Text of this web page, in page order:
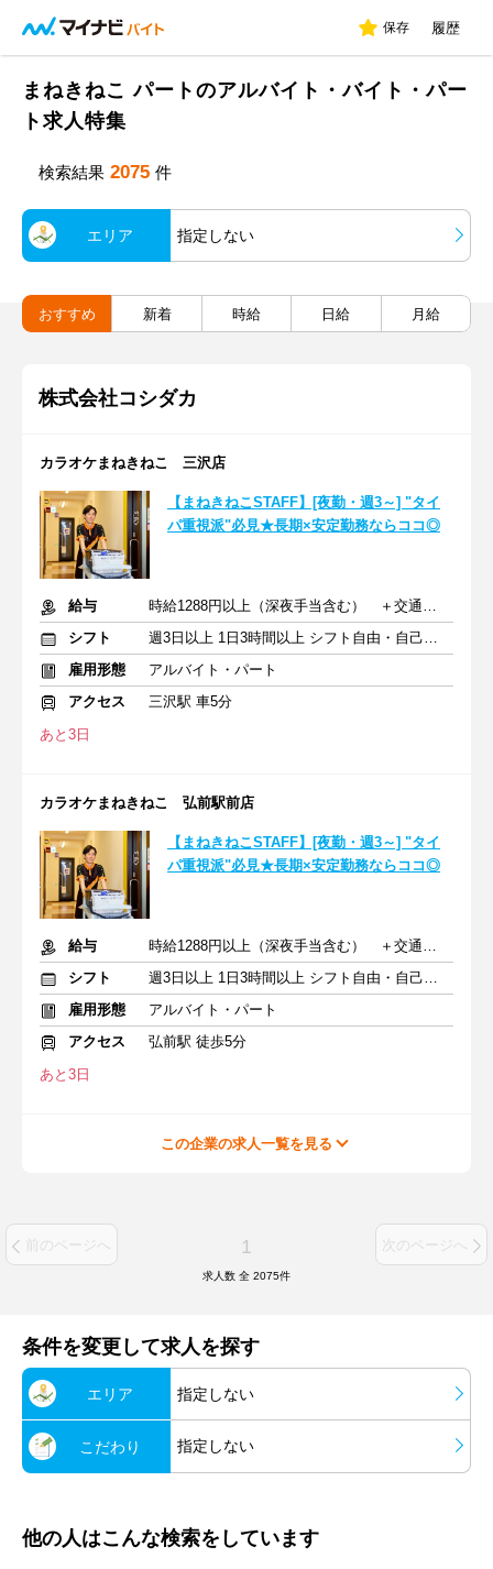
保存 履歴
まねきねこ パートのアルバイト・バイト・パー
ト求人特集
検索結果 2075 件
エリア 指定しない
おすすめ 新着 時給 日給 月給
株式会社コシダカ
カラオケまねきねこ 三沢店
【まねきねこSTAFF】[夜勤・週3～] "タイ
パ重視派"必見★長期×安定勤務ならココ◎
給与
時給1288円以上（深夜手当含む） ＋交通費支給
シフト
週3日以上 1日3時間以上 シフト自由・自己申告
雇用形態
アルバイト・パート
アクセス
三沢駅 車5分
あと3日
カラオケまねきねこ 弘前駅前店
【まねきねこSTAFF】[夜勤・週3～] "タイ
パ重視派"必見★長期×安定勤務ならココ◎
給与
時給1288円以上（深夜手当含む） ＋交通費支給
シフト
週3日以上 1日3時間以上 シフト自由・自己申告
雇用形態
アルバイト・パート
アクセス
弘前駅 徒歩5分
あと3日
この企業の求人一覧を見る
前のページへ 1 次のページへ
求人数 全 2075件
条件を変更して求人を探す
エリア 指定しない
こだわり 指定しない
他の人はこんな検索をしています